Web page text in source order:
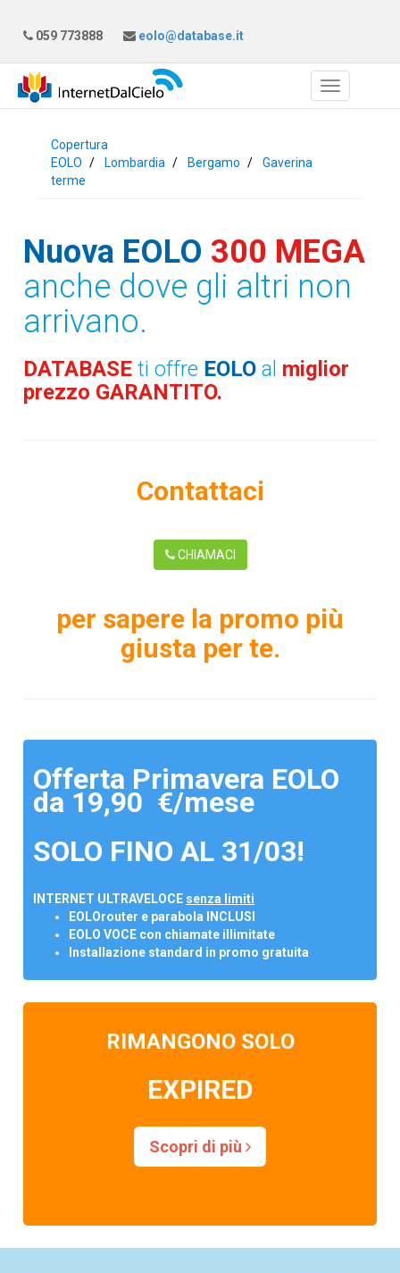
059 773888 eolo@database.it
Copertura
EOLO
Lombardia Bergamo
Gaverina
terme
Nuova EOLO 300 MEGA
anche dove gli altri non
arrivano.
DATABASEti offre EOLO al miglior
prezzo GARANTITO.
Contattaci
CHIAMACI
per sapere la promo più
giusta per te.
Offerta Primavera EOLO
da 19,90 €/mese
SOLO FINO AL 31/03!
INTERNET ULTRAVELOCE senza limiti
EOLOrouter e parabola INCLUSI
EOLO VOCE con chiamate illimitate
Installazione standard in promo gratuita
RIMANGONO SOLO
EXPIRED
Scopri di più